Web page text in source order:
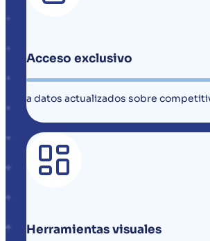
Acceso exclusivo
a datos actualizados sobre
Herramientas visuales